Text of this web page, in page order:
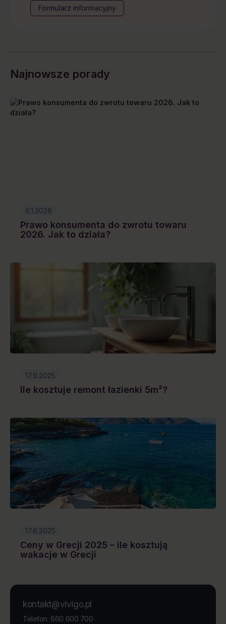
Formularz informacyjny
Najnowsze porady
6.1.2026
Prawo konsumenta do zwrotu towaru
2026. Jak to działa?
17.9.2025
Ile kosztuje remont łazienki 5m²?
17.6.2025
Ceny w Grecji 2025 – ile kosztują
wakacje w Grecji
kontakt@vivigo.pl
Telefon: 660 600 700